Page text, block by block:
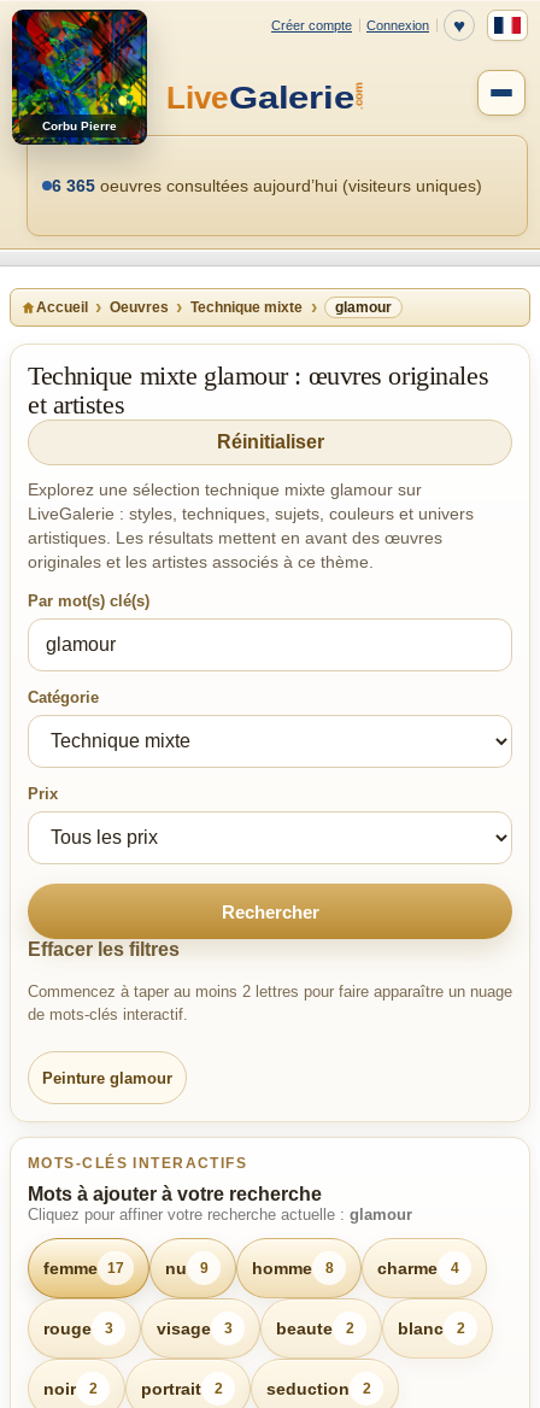
Corbu Pierre
6 365 oeuvres consultées aujourd’hui (visiteurs uniques)
Accueil Oeuvres Technique mixte glamour
Technique mixte glamour : œuvres originales
et artistes
Réinitialiser
Explorez une sélection technique mixte glamour sur
LiveGalerie : styles, techniques, sujets, couleurs et univers
artistiques. Les résultats mettent en avant des œuvres
originales et les artistes associés à ce thème.
Par mot(s) clé(s)
Catégorie
Prix
Rechercher
Effacer les filtres
Commencez à taper au moins 2 lettres pour faire apparaître un nuage
de mots-clés interactif.
Peinture glamour
MOTS-CLÉS INTERACTIFS
Mots à ajouter à votre recherche
Cliquez pour affiner votre recherche actuelle : glamour
femme 17 nu 9 homme 8 charme 4
rouge 3 visage 3 beaute 2 blanc 2
noir 2 portrait 2 seduction 2